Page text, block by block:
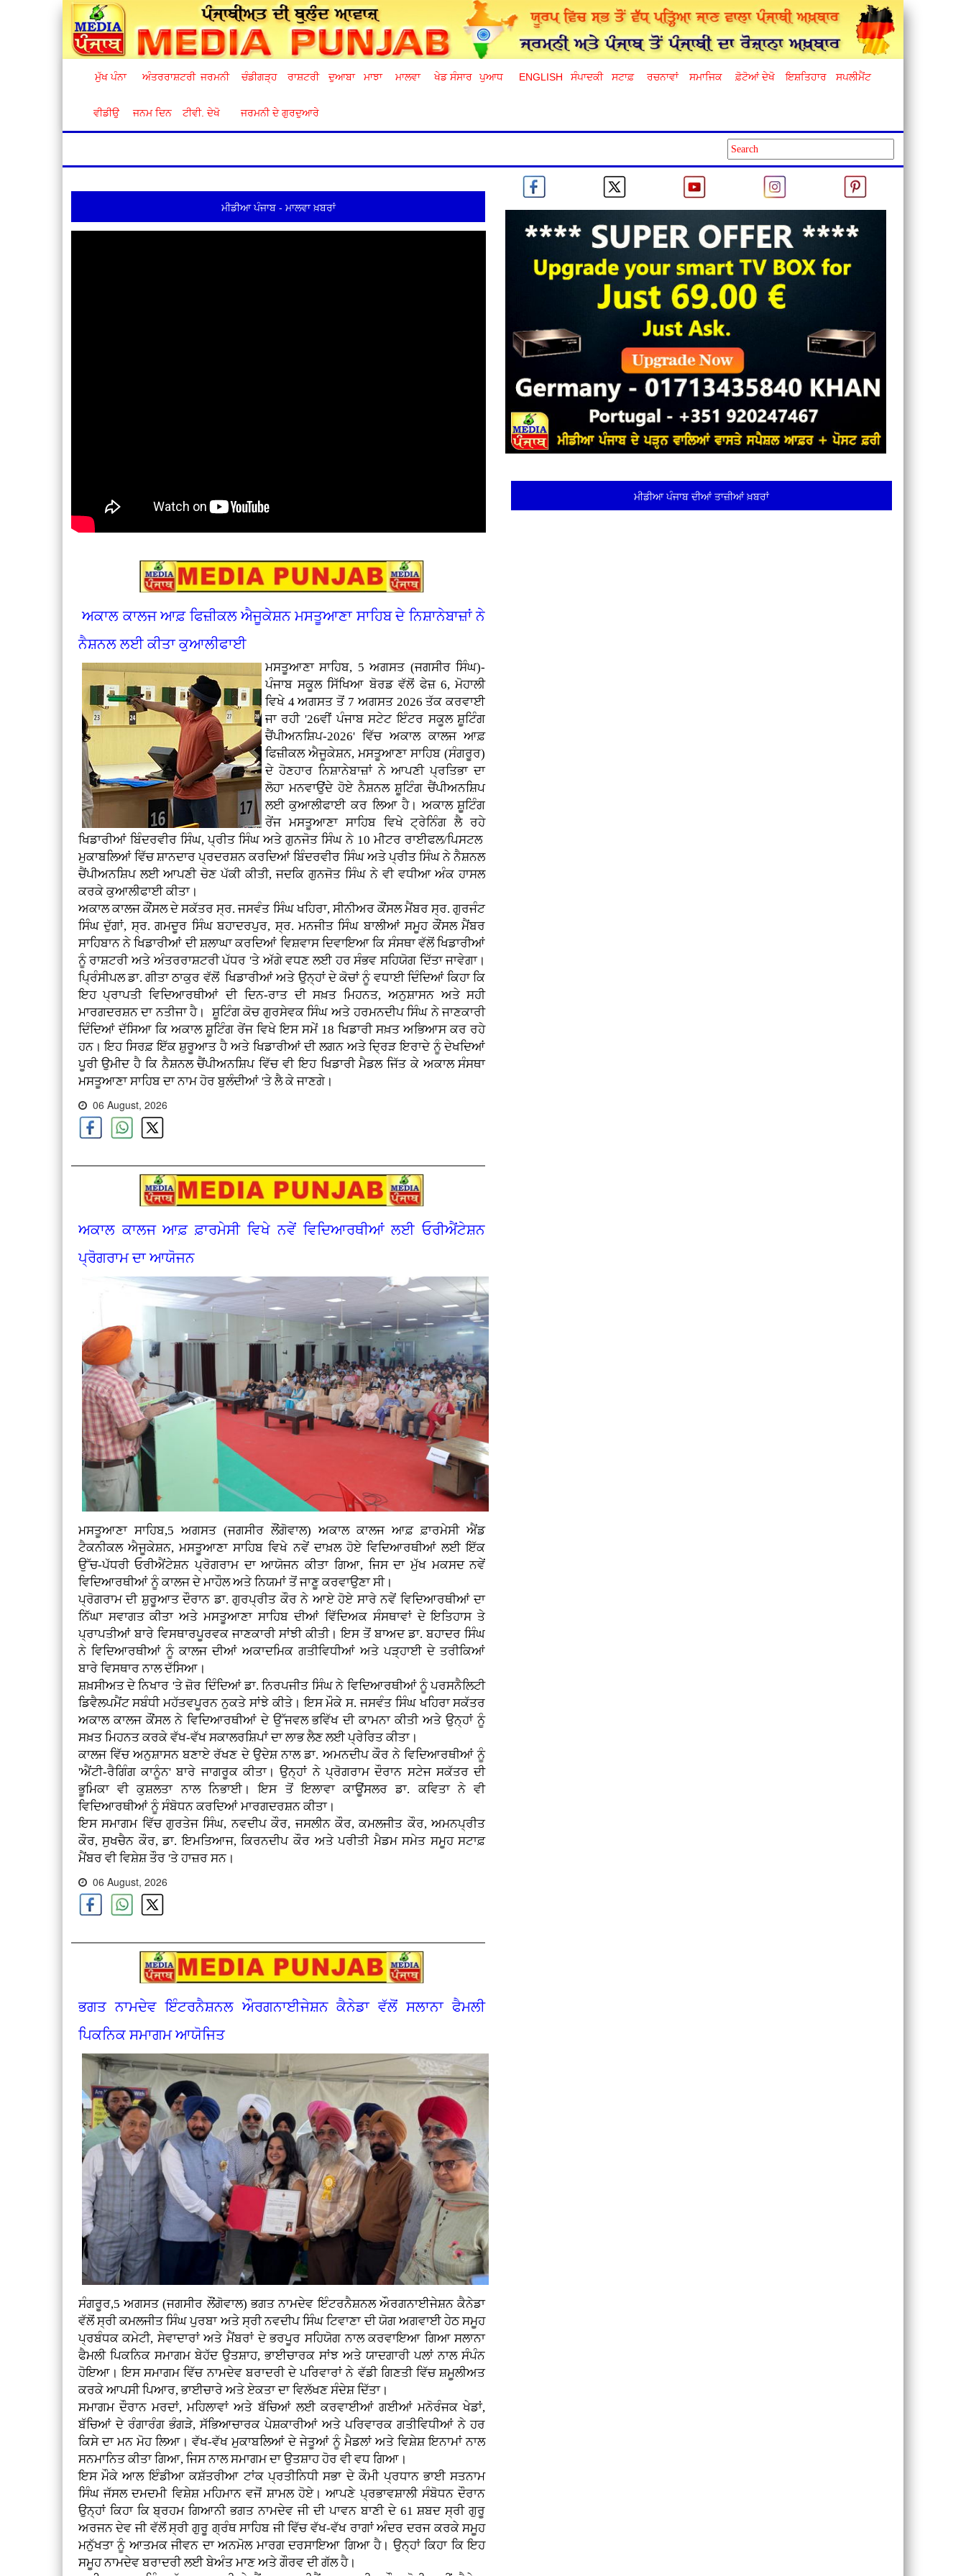
ਮੁੱਖ ਪੰਨਾ ਅੰਤਰਰਾਸ਼ਟਰੀ ਜਰਮਨੀ ਚੰਡੀਗੜ੍ਹ ਰਾਸ਼ਟਰੀ ਦੁਆਬਾ ਮਾਝਾ ਮਾਲਵਾ ਖੇਡ ਸੰਸਾਰ ਪੁਆਧ ENGLISH ਸੰਪਾਦਕੀ ਸਟਾਫ਼ ਰਚਨਾਵਾਂ ਸਮਾਜਿਕ ਫ਼ੋਟੋਆਂ ਦੇਖੋ ਇਸ਼ਤਿਹਾਰ ਸਪਲੀਮੈਂਟ
ਵੀਡੀਉ ਜਨਮ ਦਿਨ ਟੀਵੀ. ਦੇਖੋ ਜਰਮਨੀ ਦੇ ਗੁਰਦੁਆਰੇ
ਮੀਡੀਆ ਪੰਜਾਬ - ਮਾਲਵਾ ਖ਼ਬਰਾਂ
ਅਕਾਲ ਕਾਲਜ ਆਫ਼ ਫਿਜ਼ੀਕਲ ਐਜੂਕੇਸ਼ਨ ਮਸਤੂਆਣਾ ਸਾਹਿਬ ਦੇ ਨਿਸ਼ਾਨੇਬਾਜ਼ਾਂ ਨੇ
ਨੈਸ਼ਨਲ ਲਈ ਕੀਤਾ ਕੁਆਲੀਫਾਈ
ਮਸਤੂਆਣਾ ਸਾਹਿਬ, 5 ਅਗਸਤ (ਜਗਸੀਰ ਸਿੰਘ)-
ਪੰਜਾਬ ਸਕੂਲ ਸਿੱਖਿਆ ਬੋਰਡ ਵੱਲੋਂ ਫੇਜ਼ 6, ਮੋਹਾਲੀ
ਵਿਖੇ 4 ਅਗਸਤ ਤੋਂ 7 ਅਗਸਤ 2026 ਤੱਕ ਕਰਵਾਈ
ਜਾ ਰਹੀ '26ਵੀਂ ਪੰਜਾਬ ਸਟੇਟ ਇੰਟਰ ਸਕੂਲ ਸ਼ੂਟਿੰਗ
ਚੈਂਪੀਅਨਸ਼ਿਪ-2026' ਵਿੱਚ ਅਕਾਲ ਕਾਲਜ ਆਫ਼
ਫਿਜ਼ੀਕਲ ਐਜੂਕੇਸ਼ਨ, ਮਸਤੂਆਣਾ ਸਾਹਿਬ (ਸੰਗਰੂਰ)
ਦੇ ਹੋਣਹਾਰ ਨਿਸ਼ਾਨੇਬਾਜ਼ਾਂ ਨੇ ਆਪਣੀ ਪ੍ਰਤਿਭਾ ਦਾ
ਲੋਹਾ ਮਨਵਾਉਂਦੇ ਹੋਏ ਨੈਸ਼ਨਲ ਸ਼ੂਟਿੰਗ ਚੈਂਪੀਅਨਸ਼ਿਪ
ਲਈ ਕੁਆਲੀਫਾਈ ਕਰ ਲਿਆ ਹੈ। ਅਕਾਲ ਸ਼ੂਟਿੰਗ
ਰੇਂਜ ਮਸਤੂਆਣਾ ਸਾਹਿਬ ਵਿਖੇ ਟ੍ਰੇਨਿੰਗ ਲੈ ਰਹੇ
ਖਿਡਾਰੀਆਂ ਬਿੰਦਰਵੀਰ ਸਿੰਘ, ਪ੍ਰੀਤ ਸਿੰਘ ਅਤੇ ਗੁਨਜੋਤ ਸਿੰਘ ਨੇ 10 ਮੀਟਰ ਰਾਈਫਲ/ਪਿਸਟਲ
ਮੁਕਾਬਲਿਆਂ ਵਿੱਚ ਸ਼ਾਨਦਾਰ ਪ੍ਰਦਰਸ਼ਨ ਕਰਦਿਆਂ ਬਿੰਦਰਵੀਰ ਸਿੰਘ ਅਤੇ ਪ੍ਰੀਤ ਸਿੰਘ ਨੇ ਨੈਸ਼ਨਲ
ਚੈਂਪੀਅਨਸ਼ਿਪ ਲਈ ਆਪਣੀ ਚੋਣ ਪੱਕੀ ਕੀਤੀ, ਜਦਕਿ ਗੁਨਜੋਤ ਸਿੰਘ ਨੇ ਵੀ ਵਧੀਆ ਅੰਕ ਹਾਸਲ
ਕਰਕੇ ਕੁਆਲੀਫਾਈ ਕੀਤਾ।
ਅਕਾਲ ਕਾਲਜ ਕੌਂਸਲ ਦੇ ਸਕੱਤਰ ਸ੍ਰ. ਜਸਵੰਤ ਸਿੰਘ ਖਹਿਰਾ, ਸੀਨੀਅਰ ਕੌਂਸਲ ਮੈਂਬਰ ਸ੍ਰ. ਗੁਰਜੰਟ
ਸਿੰਘ ਦੁੱਗਾਂ, ਸ੍ਰ. ਗਮਦੂਰ ਸਿੰਘ ਬਹਾਦਰਪੁਰ, ਸ੍ਰ. ਮਨਜੀਤ ਸਿੰਘ ਬਾਲੀਆਂ ਸਮੂਹ ਕੌਂਸਲ ਮੈਂਬਰ
ਸਾਹਿਬਾਨ ਨੇ ਖਿਡਾਰੀਆਂ ਦੀ ਸ਼ਲਾਘਾ ਕਰਦਿਆਂ ਵਿਸ਼ਵਾਸ ਦਿਵਾਇਆ ਕਿ ਸੰਸਥਾ ਵੱਲੋਂ ਖਿਡਾਰੀਆਂ
ਨੂੰ ਰਾਸ਼ਟਰੀ ਅਤੇ ਅੰਤਰਰਾਸ਼ਟਰੀ ਪੱਧਰ 'ਤੇ ਅੱਗੇ ਵਧਣ ਲਈ ਹਰ ਸੰਭਵ ਸਹਿਯੋਗ ਦਿੱਤਾ ਜਾਵੇਗਾ।
ਪ੍ਰਿੰਸੀਪਲ ਡਾ. ਗੀਤਾ ਠਾਕੁਰ ਵੱਲੋਂ ਖਿਡਾਰੀਆਂ ਅਤੇ ਉਨ੍ਹਾਂ ਦੇ ਕੋਚਾਂ ਨੂੰ ਵਧਾਈ ਦਿੰਦਿਆਂ ਕਿਹਾ ਕਿ
ਇਹ ਪ੍ਰਾਪਤੀ ਵਿਦਿਆਰਥੀਆਂ ਦੀ ਦਿਨ-ਰਾਤ ਦੀ ਸਖ਼ਤ ਮਿਹਨਤ, ਅਨੁਸ਼ਾਸਨ ਅਤੇ ਸਹੀ
ਮਾਰਗਦਰਸ਼ਨ ਦਾ ਨਤੀਜਾ ਹੈ। ਸ਼ੂਟਿੰਗ ਕੋਚ ਗੁਰਸੇਵਕ ਸਿੰਘ ਅਤੇ ਹਰਮਨਦੀਪ ਸਿੰਘ ਨੇ ਜਾਣਕਾਰੀ
ਦਿੰਦਿਆਂ ਦੱਸਿਆ ਕਿ ਅਕਾਲ ਸ਼ੂਟਿੰਗ ਰੇਂਜ ਵਿਖੇ ਇਸ ਸਮੇਂ 18 ਖਿਡਾਰੀ ਸਖ਼ਤ ਅਭਿਆਸ ਕਰ ਰਹੇ
ਹਨ। ਇਹ ਸਿਰਫ਼ ਇੱਕ ਸ਼ੁਰੂਆਤ ਹੈ ਅਤੇ ਖਿਡਾਰੀਆਂ ਦੀ ਲਗਨ ਅਤੇ ਦ੍ਰਿੜ ਇਰਾਦੇ ਨੂੰ ਦੇਖਦਿਆਂ
ਪੂਰੀ ਉਮੀਦ ਹੈ ਕਿ ਨੈਸ਼ਨਲ ਚੈਂਪੀਅਨਸ਼ਿਪ ਵਿੱਚ ਵੀ ਇਹ ਖਿਡਾਰੀ ਮੈਡਲ ਜਿੱਤ ਕੇ ਅਕਾਲ ਸੰਸਥਾ
ਮਸਤੂਆਣਾ ਸਾਹਿਬ ਦਾ ਨਾਮ ਹੋਰ ਬੁਲੰਦੀਆਂ 'ਤੇ ਲੈ ਕੇ ਜਾਣਗੇ।
06 August, 2026
ਅਕਾਲ ਕਾਲਜ ਆਫ਼ ਫ਼ਾਰਮੇਸੀ ਵਿਖੇ ਨਵੇਂ ਵਿਦਿਆਰਥੀਆਂ ਲਈ ਓਰੀਐਂਟੇਸ਼ਨ
ਪ੍ਰੋਗਰਾਮ ਦਾ ਆਯੋਜਨ
ਮਸਤੂਆਣਾ ਸਾਹਿਬ,5 ਅਗਸਤ (ਜਗਸੀਰ ਲੌਂਗੋਵਾਲ)ਅਕਾਲ ਕਾਲਜ ਆਫ਼ ਫ਼ਾਰਮੇਸੀ ਐਂਡ
ਟੈਕਨੀਕਲ ਐਜੂਕੇਸ਼ਨ, ਮਸਤੂਆਣਾ ਸਾਹਿਬ ਵਿਖੇ ਨਵੇਂ ਦਾਖ਼ਲ ਹੋਏ ਵਿਦਿਆਰਥੀਆਂ ਲਈ ਇੱਕ
ਉੱਚ-ਪੱਧਰੀ ਓਰੀਐਂਟੇਸ਼ਨ ਪ੍ਰੋਗਰਾਮ ਦਾ ਆਯੋਜਨ ਕੀਤਾ ਗਿਆ, ਜਿਸ ਦਾ ਮੁੱਖ ਮਕਸਦ ਨਵੇਂ
ਵਿਦਿਆਰਥੀਆਂ ਨੂੰ ਕਾਲਜ ਦੇ ਮਾਹੌਲ ਅਤੇ ਨਿਯਮਾਂ ਤੋਂ ਜਾਣੂ ਕਰਵਾਉਣਾ ਸੀ।
ਪ੍ਰੋਗਰਾਮ ਦੀ ਸ਼ੁਰੂਆਤ ਦੌਰਾਨ ਡਾ. ਗੁਰਪ੍ਰੀਤ ਕੌਰ ਨੇ ਆਏ ਹੋਏ ਸਾਰੇ ਨਵੇਂ ਵਿਦਿਆਰਥੀਆਂ ਦਾ
ਨਿੱਘਾ ਸਵਾਗਤ ਕੀਤਾ ਅਤੇ ਮਸਤੂਆਣਾ ਸਾਹਿਬ ਦੀਆਂ ਵਿੱਦਿਅਕ ਸੰਸਥਾਵਾਂ ਦੇ ਇਤਿਹਾਸ ਤੇ
ਪ੍ਰਾਪਤੀਆਂ ਬਾਰੇ ਵਿਸਥਾਰਪੂਰਵਕ ਜਾਣਕਾਰੀ ਸਾਂਝੀ ਕੀਤੀ। ਇਸ ਤੋਂ ਬਾਅਦ ਡਾ. ਬਹਾਦਰ ਸਿੰਘ
ਨੇ ਵਿਦਿਆਰਥੀਆਂ ਨੂੰ ਕਾਲਜ ਦੀਆਂ ਅਕਾਦਮਿਕ ਗਤੀਵਿਧੀਆਂ ਅਤੇ ਪੜ੍ਹਾਈ ਦੇ ਤਰੀਕਿਆਂ
ਬਾਰੇ ਵਿਸਥਾਰ ਨਾਲ ਦੱਸਿਆ।
ਸ਼ਖ਼ਸੀਅਤ ਦੇ ਨਿਖਾਰ 'ਤੇ ਜ਼ੋਰ ਦਿੰਦਿਆਂ ਡਾ. ਨਿਰਪਜੀਤ ਸਿੰਘ ਨੇ ਵਿਦਿਆਰਥੀਆਂ ਨੂੰ ਪਰਸਨੈਲਿਟੀ
ਡਿਵੈਲਪਮੈਂਟ ਸਬੰਧੀ ਮਹੱਤਵਪੂਰਨ ਨੁਕਤੇ ਸਾਂਝੇ ਕੀਤੇ। ਇਸ ਮੌਕੇ ਸ. ਜਸਵੰਤ ਸਿੰਘ ਖਹਿਰਾ ਸਕੱਤਰ
ਅਕਾਲ ਕਾਲਜ ਕੌਂਸਲ ਨੇ ਵਿਦਿਆਰਥੀਆਂ ਦੇ ਉੱਜਵਲ ਭਵਿੱਖ ਦੀ ਕਾਮਨਾ ਕੀਤੀ ਅਤੇ ਉਨ੍ਹਾਂ ਨੂੰ
ਸਖ਼ਤ ਮਿਹਨਤ ਕਰਕੇ ਵੱਖ-ਵੱਖ ਸਕਾਲਰਸ਼ਿਪਾਂ ਦਾ ਲਾਭ ਲੈਣ ਲਈ ਪ੍ਰੇਰਿਤ ਕੀਤਾ।
ਕਾਲਜ ਵਿੱਚ ਅਨੁਸ਼ਾਸਨ ਬਣਾਏ ਰੱਖਣ ਦੇ ਉਦੇਸ਼ ਨਾਲ ਡਾ. ਅਮਨਦੀਪ ਕੌਰ ਨੇ ਵਿਦਿਆਰਥੀਆਂ ਨੂੰ
'ਐਂਟੀ-ਰੈਗਿੰਗ ਕਾਨੂੰਨ' ਬਾਰੇ ਜਾਗਰੂਕ ਕੀਤਾ। ਉਨ੍ਹਾਂ ਨੇ ਪ੍ਰੋਗਰਾਮ ਦੌਰਾਨ ਸਟੇਜ ਸਕੱਤਰ ਦੀ
ਭੂਮਿਕਾ ਵੀ ਕੁਸ਼ਲਤਾ ਨਾਲ ਨਿਭਾਈ। ਇਸ ਤੋਂ ਇਲਾਵਾ ਕਾਊਂਸਲਰ ਡਾ. ਕਵਿਤਾ ਨੇ ਵੀ
ਵਿਦਿਆਰਥੀਆਂ ਨੂੰ ਸੰਬੋਧਨ ਕਰਦਿਆਂ ਮਾਰਗਦਰਸ਼ਨ ਕੀਤਾ।
ਇਸ ਸਮਾਗਮ ਵਿੱਚ ਗੁਰਤੇਜ ਸਿੰਘ, ਨਵਦੀਪ ਕੌਰ, ਜਸਲੀਨ ਕੌਰ, ਕਮਲਜੀਤ ਕੌਰ, ਅਮਨਪ੍ਰੀਤ
ਕੌਰ, ਸੁਖਚੈਨ ਕੌਰ, ਡਾ. ਇਮਤਿਆਜ, ਕਿਰਨਦੀਪ ਕੌਰ ਅਤੇ ਪਰੀਤੀ ਮੈਡਮ ਸਮੇਤ ਸਮੂਹ ਸਟਾਫ਼
ਮੈਂਬਰ ਵੀ ਵਿਸ਼ੇਸ਼ ਤੌਰ 'ਤੇ ਹਾਜ਼ਰ ਸਨ।
06 August, 2026
ਭਗਤ ਨਾਮਦੇਵ ਇੰਟਰਨੈਸ਼ਨਲ ਔਰਗਨਾਈਜੇਸ਼ਨ ਕੈਨੇਡਾ ਵੱਲੋਂ ਸਲਾਨਾ ਫੈਮਲੀ
ਪਿਕਨਿਕ ਸਮਾਗਮ ਆਯੋਜਿਤ
ਸੰਗਰੂਰ,5 ਅਗਸਤ (ਜਗਸੀਰ ਲੌਂਗੋਵਾਲ)ਭਗਤ ਨਾਮਦੇਵ ਇੰਟਰਨੈਸ਼ਨਲ ਔਰਗਨਾਈਜੇਸ਼ਨ ਕੈਨੇਡਾ
ਵੱਲੋਂ ਸ੍ਰੀ ਕਮਲਜੀਤ ਸਿੰਘ ਪੁਰਬਾ ਅਤੇ ਸ੍ਰੀ ਨਵਦੀਪ ਸਿੰਘ ਟਿਵਾਣਾ ਦੀ ਯੋਗ ਅਗਵਾਈ ਹੇਠ ਸਮੂਹ
ਪ੍ਰਬੰਧਕ ਕਮੇਟੀ, ਸੇਵਾਦਾਰਾਂ ਅਤੇ ਮੈਂਬਰਾਂ ਦੇ ਭਰਪੂਰ ਸਹਿਯੋਗ ਨਾਲ ਕਰਵਾਇਆ ਗਿਆ ਸਲਾਨਾ
ਫੈਮਲੀ ਪਿਕਨਿਕ ਸਮਾਗਮ ਬੇਹੱਦ ਉਤਸ਼ਾਹ, ਭਾਈਚਾਰਕ ਸਾਂਝ ਅਤੇ ਯਾਦਗਾਰੀ ਪਲਾਂ ਨਾਲ ਸੰਪੰਨ
ਹੋਇਆ। ਇਸ ਸਮਾਗਮ ਵਿੱਚ ਨਾਮਦੇਵ ਬਰਾਦਰੀ ਦੇ ਪਰਿਵਾਰਾਂ ਨੇ ਵੱਡੀ ਗਿਣਤੀ ਵਿੱਚ ਸ਼ਮੂਲੀਅਤ
ਕਰਕੇ ਆਪਸੀ ਪਿਆਰ, ਭਾਈਚਾਰੇ ਅਤੇ ਏਕਤਾ ਦਾ ਵਿਲੱਖਣ ਸੰਦੇਸ਼ ਦਿੱਤਾ।
ਸਮਾਗਮ ਦੌਰਾਨ ਮਰਦਾਂ, ਮਹਿਲਾਵਾਂ ਅਤੇ ਬੱਚਿਆਂ ਲਈ ਕਰਵਾਈਆਂ ਗਈਆਂ ਮਨੋਰੰਜਕ ਖੇਡਾਂ,
ਬੱਚਿਆਂ ਦੇ ਰੰਗਾਰੰਗ ਭੰਗੜੇ, ਸੱਭਿਆਚਾਰਕ ਪੇਸ਼ਕਾਰੀਆਂ ਅਤੇ ਪਰਿਵਾਰਕ ਗਤੀਵਿਧੀਆਂ ਨੇ ਹਰ
ਕਿਸੇ ਦਾ ਮਨ ਮੋਹ ਲਿਆ। ਵੱਖ-ਵੱਖ ਮੁਕਾਬਲਿਆਂ ਦੇ ਜੇਤੂਆਂ ਨੂੰ ਮੈਡਲਾਂ ਅਤੇ ਵਿਸ਼ੇਸ਼ ਇਨਾਮਾਂ ਨਾਲ
ਸਨਮਾਨਿਤ ਕੀਤਾ ਗਿਆ, ਜਿਸ ਨਾਲ ਸਮਾਗਮ ਦਾ ਉਤਸ਼ਾਹ ਹੋਰ ਵੀ ਵਧ ਗਿਆ।
ਇਸ ਮੌਕੇ ਆਲ ਇੰਡੀਆ ਕਸ਼ੱਤਰੀਆ ਟਾਂਕ ਪ੍ਰਤੀਨਿਧੀ ਸਭਾ ਦੇ ਕੌਮੀ ਪ੍ਰਧਾਨ ਭਾਈ ਸਤਨਾਮ
ਸਿੰਘ ਜੱਸਲ ਦਮਦਮੀ ਵਿਸ਼ੇਸ਼ ਮਹਿਮਾਨ ਵਜੋਂ ਸ਼ਾਮਲ ਹੋਏ। ਆਪਣੇ ਪ੍ਰਭਾਵਸ਼ਾਲੀ ਸੰਬੋਧਨ ਦੌਰਾਨ
ਉਨ੍ਹਾਂ ਕਿਹਾ ਕਿ ਬ੍ਰਹਮ ਗਿਆਨੀ ਭਗਤ ਨਾਮਦੇਵ ਜੀ ਦੀ ਪਾਵਨ ਬਾਣੀ ਦੇ 61 ਸ਼ਬਦ ਸ੍ਰੀ ਗੁਰੂ
ਅਰਜਨ ਦੇਵ ਜੀ ਵੱਲੋਂ ਸ੍ਰੀ ਗੁਰੂ ਗ੍ਰੰਥ ਸਾਹਿਬ ਜੀ ਵਿੱਚ ਵੱਖ-ਵੱਖ ਰਾਗਾਂ ਅੰਦਰ ਦਰਜ ਕਰਕੇ ਸਮੂਹ
ਮਨੁੱਖਤਾ ਨੂੰ ਆਤਮਕ ਜੀਵਨ ਦਾ ਅਨਮੋਲ ਮਾਰਗ ਦਰਸਾਇਆ ਗਿਆ ਹੈ। ਉਨ੍ਹਾਂ ਕਿਹਾ ਕਿ ਇਹ
ਸਮੂਹ ਨਾਮਦੇਵ ਬਰਾਦਰੀ ਲਈ ਬੇਅੰਤ ਮਾਣ ਅਤੇ ਗੌਰਵ ਦੀ ਗੱਲ ਹੈ।
ਮੀਡੀਆ ਪੰਜਾਬ ਦੀਆਂ ਤਾਜ਼ੀਆਂ ਖ਼ਬਰਾਂ